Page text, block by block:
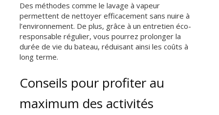
Des méthodes comme le lavage à vapeur
permettent de nettoyer efficacement sans nuire à
l’environnement. De plus, grâce à un entretien éco-
responsable régulier, vous pourrez prolonger la
durée de vie du bateau, réduisant ainsi les coûts à
long terme.
Conseils pour profiter au
maximum des activités